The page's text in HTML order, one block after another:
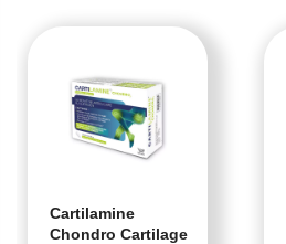
Cartilamine
Chondro Cartilage